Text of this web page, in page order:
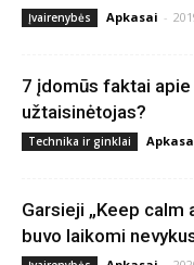
Įvairenybės Apkasai -
7 įdomūs faktai
užtaisinėtojas?
Technika ir ginklai
Garsieji „Keep calm
buvo laikomi